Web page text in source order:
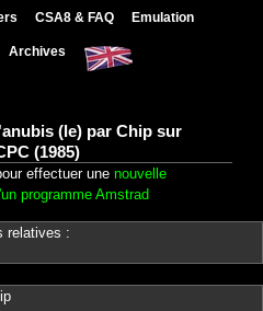
CSA8 & FAQ Emulation
Archives
(le) par Chip sur
(1985)
effectuer une nouvelle
programme Amstrad
relatives :